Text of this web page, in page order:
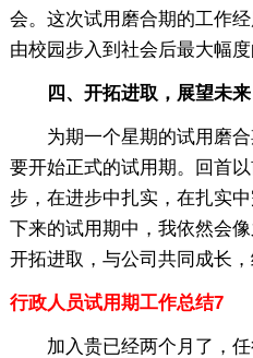
会。这次试用磨合期的工作
由校园步入到社会后最大幅度
四、开拓进取，展望未来
为期一个星期的试用磨合
要开始正式的试用期。回首
步，在进步中扎实，在扎实
下来的试用期中，我依然会
开拓进取，与公司共同成长，
行政人员试用期工作总结7
加入贵已经两个月了，任